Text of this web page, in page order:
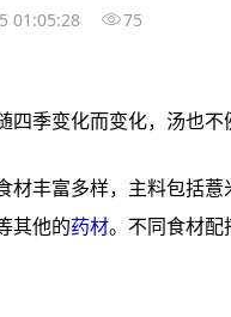
01:05:28 75
药材